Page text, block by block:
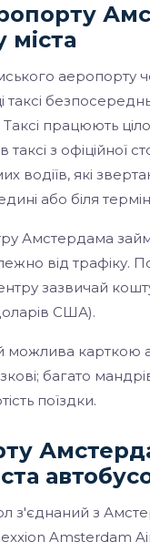
міста
аеропорту
таксі
Таксі працюють
з офіційної
водіїв, які
або біля
Амстердама
від трафіку.
зазвичай
США).
можлива карткою
багато
поїздки.
з'єднаний з
Amsterdam